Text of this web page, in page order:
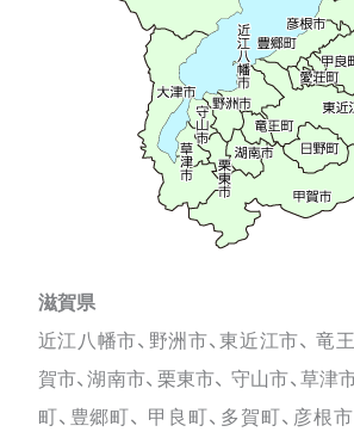
滋賀県
近江八幡市、野洲市、東近江市、 竜
賀市、湖南市、栗東市、 守山市、草津
町、豊郷町、 甲良町、多賀町、彦根